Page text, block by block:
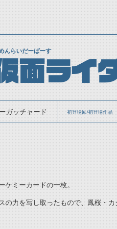
んらいだーばーす
面ライ
ガッチャード 初登場回/初登場作品
ケミーカードの一枚。
の力を写し取ったもので、鳳桜・カ